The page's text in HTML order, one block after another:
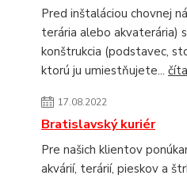
Pred inštaláciou chovnej
terária alebo akvaterária)
konštrukcia (podstavec,
ktorú ju umiestňujete...
17.08.2022
Bratislavský kuriér
Pre našich klientov
akvárií, terárií, pieskov a